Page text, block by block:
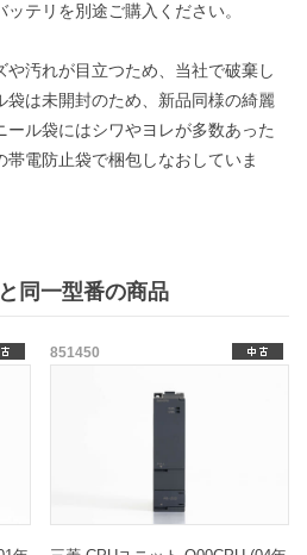
テリを別途ご購入ください。
汚れが目立つため、当社で破棄し
袋は未開封のため、新品同様の綺麗
ル袋にはシワやヨレが多数あった
電防止袋で梱包しなおしていま
同一型番の商品
851450